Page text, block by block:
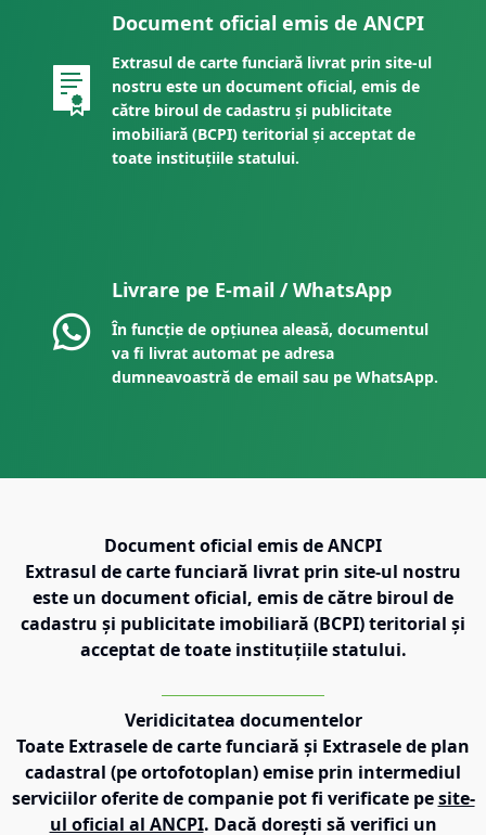
Document oficial emis de ANCPI
Extrasul de carte funciară livrat prin site-ul
nostru este un document oficial, emis de
către biroul de cadastru și publicitate
imobiliară (BCPI) teritorial și acceptat de
toate instituțiile statului.
Livrare pe E-mail / WhatsApp
În funcție de opțiunea aleasă, documentul
va fi livrat automat pe adresa
dumneavoastră de email sau pe WhatsApp.
Document oficial emis de ANCPI
Extrasul de carte funciară livrat prin site-ul nostru
este un document oficial, emis de către biroul de
cadastru și publicitate imobiliară (BCPI) teritorial și
acceptat de toate instituțiile statului.
Veridicitatea documentelor
Toate Extrasele de carte funciară și Extrasele de plan
cadastral (pe ortofotoplan) emise prin intermediul
serviciilor oferite de companie pot fi verificate pe site-
ul oficial al ANCPI. Dacă dorești să verifici un